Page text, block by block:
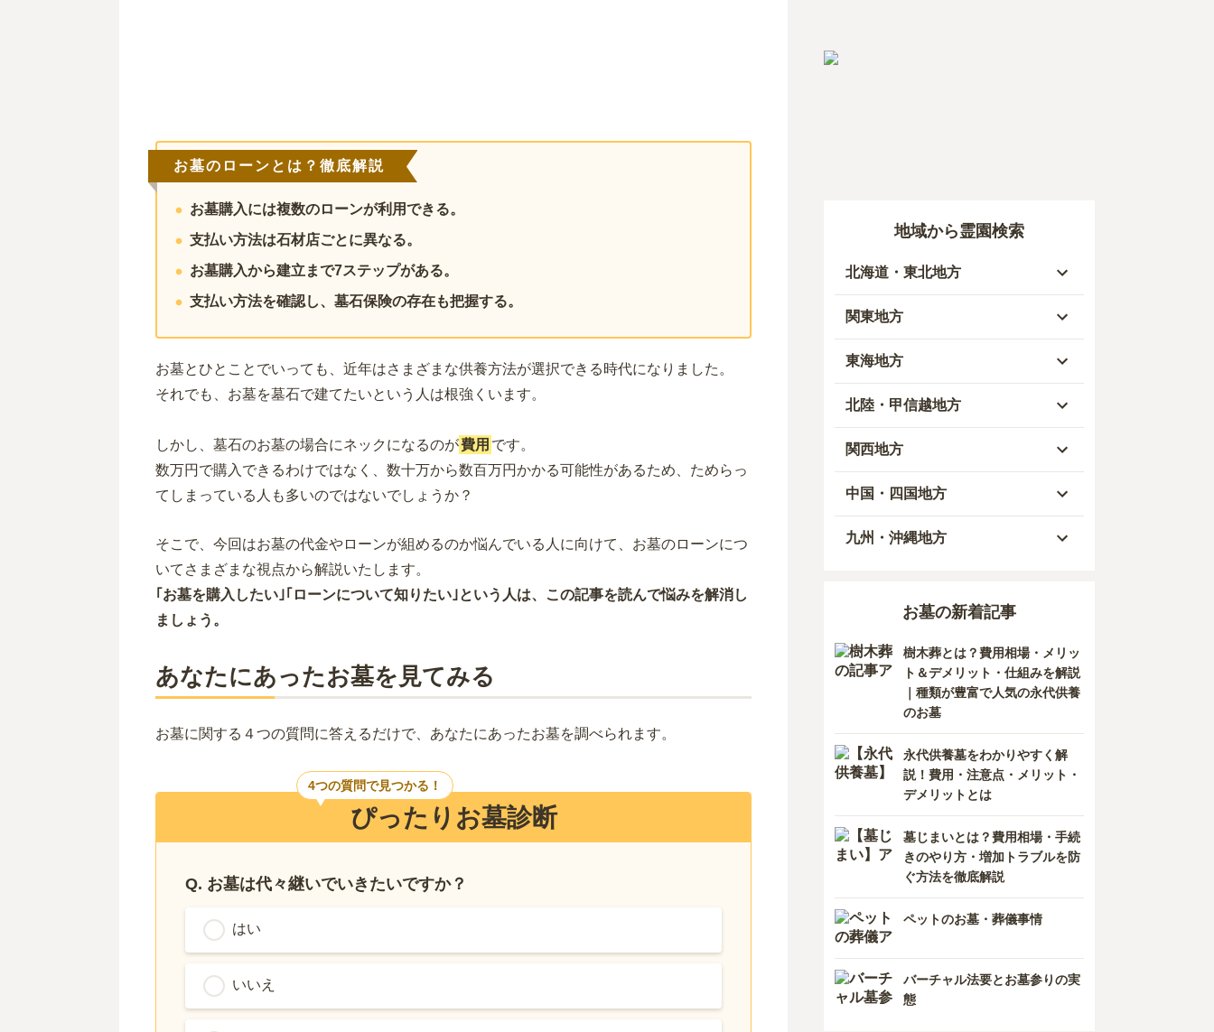
お墓のローンとは？徹底解説
お墓購入には複数のローンが利用できる。
支払い方法は石材店ごとに異なる。
お墓購入から建立まで7ステップがある。
支払い方法を確認し、墓石保険の存在も把握する。
お墓とひとことでいっても、近年はさまざまな供養方法が選択できる時代になりました。
それでも、お墓を墓石で建てたいという人は根強くいます。
しかし、墓石のお墓の場合にネックになるのが費用 です。
数万円で購入できるわけではなく、数十万から数百万円かかる可能性があるため、ためらっ
てしまっている人も多いのではないでしょうか？
そこで、今回はお墓の代金やローンが組めるのか悩んでいる人に向けて、お墓のローンにつ
いてさまざまな視点から解説いたします。
｢お墓を購入したい｣｢ローンについて知りたい｣という人は、この記事を読んで悩みを解消し
ましょう。
あなたにあったお墓を見てみる
お墓に関する４つの質問に答えるだけで、あなたにあったお墓を調べられます。
ぴったりお墓診断
4つの質問で見つかる！
Q. お墓は代々継いでいきたいですか？
はい
いいえ
地域から霊園検索
北海道・東北地方
北海道
青森県
秋田県
岩手県
山形県
宮城県
関東地方
東京都
神奈川県
埼玉県
千葉県
茨城県
東海地方
愛知県
岐阜県
静岡県
三重県
北陸・甲信越地方
富山県
石川県
福井県
長野県
関西地方
大阪府
兵庫県
奈良県
中国・四国地方
岡山県
島根県
香川県
高知県
九州・沖縄地方
宮崎県
熊本県
鹿児島県
お墓の新着記事
樹木葬とは？費用相場・メリッ
ト＆デメリット・仕組みを解説
｜種類が豊富で人気の永代供養
のお墓
永代供養墓をわかりやすく解
説！費用・注意点・メリット・
デメリットとは
墓じまいとは？費用相場・手続
きのやり方・増加トラブルを防
ぐ方法を徹底解説
ペットのお墓・葬儀事情
バーチャル法要とお墓参りの実
態